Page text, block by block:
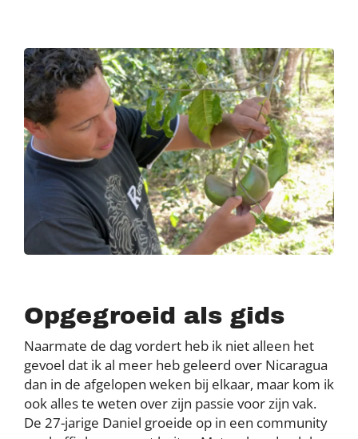
Opgegroeid als gids
Naarmate de dag vordert heb ik niet alleen het
gevoel dat ik al meer heb geleerd over Nicaragua
dan in de afgelopen weken bij elkaar, maar kom ik
ook alles te weten over zijn passie voor zijn vak.
De 27-jarige Daniel groeide op in een community